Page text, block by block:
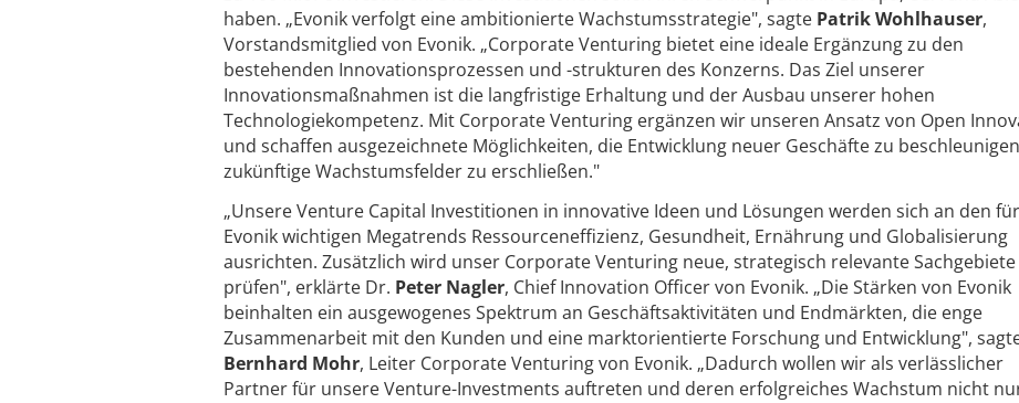
haben. „Evonik verfolgt eine ambitionierte Wachstumsstrategie", sagte Patrik Wohlhauser,
Vorstandsmitglied von Evonik. „Corporate Venturing bietet eine ideale Ergänzung zu den
bestehenden Innovationsprozessen und -strukturen des Konzerns. Das Ziel unserer
Innovationsmaßnahmen ist die langfristige Erhaltung und der Ausbau unserer hohen
Technologiekompetenz. Mit Corporate Venturing ergänzen wir unseren Ansatz von Open
und schaffen ausgezeichnete Möglichkeiten, die Entwicklung neuer Geschäfte zu
zukünftige Wachstumsfelder zu erschließen."
„Unsere Venture Capital Investitionen in innovative Ideen und Lösungen werden sich an den für
Evonik wichtigen Megatrends Ressourceneffizienz, Gesundheit, Ernährung und Globalisierung
ausrichten. Zusätzlich wird unser Corporate Venturing neue, strategisch relevante Sachgebiete
prüfen", erklärte Dr. Peter Nagler, Chief Innovation Officer von Evonik. „Die Stärken von Evonik
beinhalten ein ausgewogenes Spektrum an Geschäftsaktivitäten und Endmärkten, die enge
Zusammenarbeit mit den Kunden und eine marktorientierte Forschung und Entwicklung",
Bernhard Mohr, Leiter Corporate Venturing von Evonik. „Dadurch wollen wir als verlässlicher
Partner für unsere Venture-Investments auftreten und deren erfolgreiches Wachstum nicht